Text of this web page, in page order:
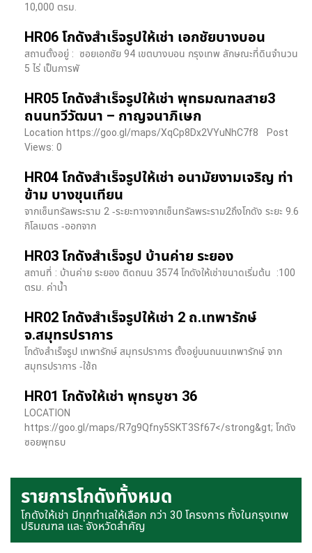
10,000 ตรม.
HR06 โกดังสำเร็จรูปให้เช่า เอกชัยบางบอน
สถานตั้งอยู่ : ซอยเอกชัย 94 เขตบางบอน กรุงเทพ ลักษณะที่ดินจำนวน
5 ไร่ เป็นการพั
HR05 โกดังสำเร็จรูปให้เช่า พุทธมณฑลสาย3
ถนนทวีวัฒนา – กาญจนาภิเษก
Location https://goo.gl/maps/XqCp8Dx2VYuNhC7f8 Post
Views: 0
HR04 โกดังสำเร็จรูปให้เช่า อนามัยงามเจริญ ท่า
ข้าม บางขุนเทียน
จากเซ็นทรัลพระราม 2 -ระยะทางจากเซ็นทรัลพระราม2ถึงโกดัง ระยะ 9.6
กิโลเมตร -ออกจาก
HR03 โกดังสำเร็จรูป บ้านค่าย ระยอง
สถานที่ : บ้านค่าย ระยอง ติดถนน 3574 โกดังให้เช่าขนาดเริ่มต้น :100
ตรม. ค่าน้ำ
HR02 โกดังสำเร็จรูปให้เช่า 2 ถ.เทพารักษ์
จ.สมุทรปราการ
โกดังสำเร็จรูป เทพารักษ์ สมุทรปราการ ตั้งอยู่บนถนนเทพารักษ์ จาก
สมุทรปราการ -ใช้ถ
HR01 โกดังให้เช่า พุทธบูชา 36
LOCATION
https://goo.gl/maps/R7g9Qfny5SKT3Sf67</strong&gt; โกดัง
ซอยพุทธบ
รายการโกดังทั้งหมด
โกดังให้เช่า มีทุกทำเลให้เลือก กว่า 30 โครงการ ทั้งในกรุงเทพ
ปริมณฑล และ จังหวัดสำคัญ